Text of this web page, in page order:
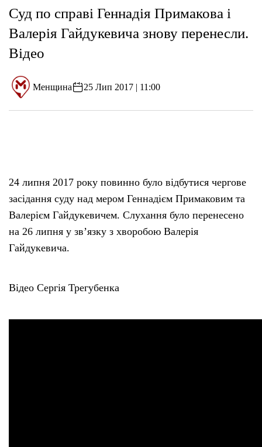
Суд по справі Геннадія Примакова і
Валерія Гайдукевича знову перенесли.
Відео
Менщина 25 Лип 2017 | 11:00
24 липня 2017 року повинно було відбутися чергове
засідання суду над мером Геннадієм Примаковим та
Валерієм Гайдукевичем. Слухання було перенесено
на 26 липня у зв’язку з хворобою Валерія
Гайдукевича.
Відео Сергія Трегубенка